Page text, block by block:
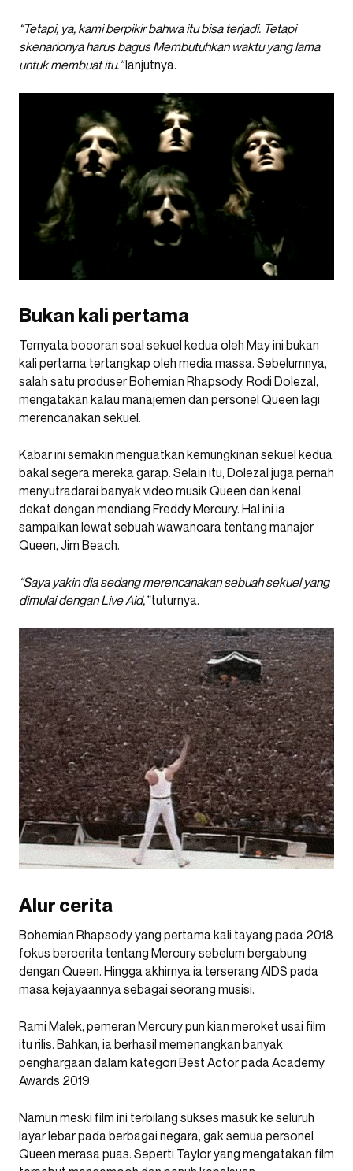
“Tetapi, ya, kami berpikir bahwa itu bisa terjadi. Tetapi
skenarionya harus bagus Membutuhkan waktu yang lama
untuk membuat itu.”lanjutnya.
Bukan kali pertama
Ternyata bocoran soal sekuel kedua oleh May ini bukan
kali pertama tertangkap oleh media massa. Sebelumnya,
salah satu produser Bohemian Rhapsody, Rodi Dolezal,
mengatakan kalau manajemen dan personel Queen lagi
merencanakan sekuel.
Kabar ini semakin menguatkan kemungkinan sekuel kedua
bakal segera mereka garap. Selain itu, Dolezal juga pernah
menyutradarai banyak video musik Queen dan kenal
dekat dengan mendiang Freddy Mercury. Hal ini ia
sampaikan lewat sebuah wawancara tentang manajer
Queen, Jim Beach.
“Saya yakin dia sedang merencanakan sebuah sekuel yang
dimulai dengan Live Aid,”tuturnya.
Alur cerita
Bohemian Rhapsody yang pertama kali tayang pada 2018
fokus bercerita tentang Mercury sebelum bergabung
dengan Queen. Hingga akhirnya ia terserang AIDS pada
masa kejayaannya sebagai seorang musisi.
Rami Malek, pemeran Mercury pun kian meroket usai film
itu rilis. Bahkan, ia berhasil memenangkan banyak
penghargaan dalam kategori Best Actor pada Academy
Awards 2019.
Namun meski film ini terbilang sukses masuk ke seluruh
layar lebar pada berbagai negara, gak semua personel
Queen merasa puas. Seperti Taylor yang mengatakan film